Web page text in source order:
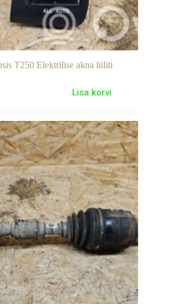
T250 Elektrilise akna lüliti
Lisa korvi